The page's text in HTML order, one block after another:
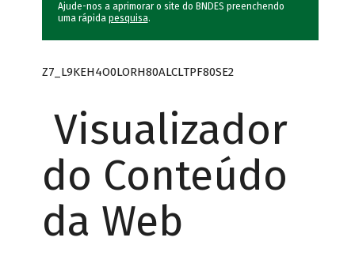
Ajude-nos a aprimorar o site do BNDES preenchendo
uma rápida pesquisa.
Z7_L9KEH4O0LORH80ALCLTPF80SE2
Visualizador
do Conteúdo
da Web